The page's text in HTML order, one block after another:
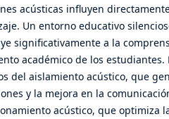
acústicas influyen
Un entorno educativo
significativamente a la
académico de los estudiantes.
del aislamiento acústico, que
y la mejora en la
acústico, que optimiza